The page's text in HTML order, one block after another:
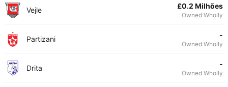
Vejle £0.2 Milhões
Owned Wholly
Partizani -
Owned Wholly
Drita -
Owned Wholly